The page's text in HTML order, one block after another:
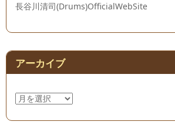
長谷川清司(Drums)OfficialWebSite
アーカイブ
ア
ー
カ